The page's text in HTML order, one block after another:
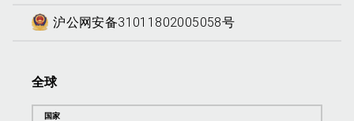
沪公网安备31011802005058号
全球
国家